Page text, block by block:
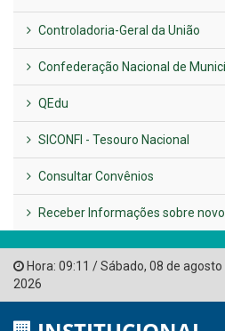
UTILIDADE PÚBLICA
Previous
LINKS ÚTEIS
AMUPE
Governo de Pernambuco
Tribunal de Contas do Estado de
Ministério Público do Estado de
Controladoria-Geral da União